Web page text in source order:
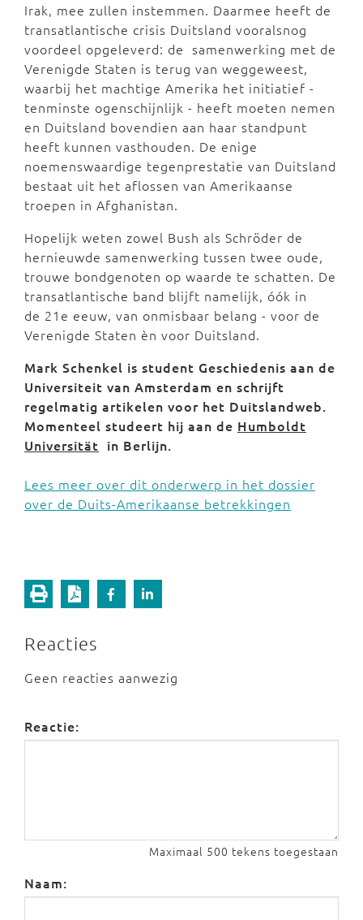
Irak, mee zullen instemmen. Daarmee heeft de
transatlantische crisis Duitsland vooralsnog
voordeel opgeleverd: de samenwerking met de
Verenigde Staten is terug van weggeweest,
waarbij het machtige Amerika het initiatief -
tenminste ogenschijnlijk - heeft moeten nemen
en Duitsland bovendien aan haar standpunt
heeft kunnen vasthouden. De enige
noemenswaardige tegenprestatie van Duitsland
bestaat uit het aflossen van Amerikaanse
troepen in Afghanistan.
Hopelijk weten zowel Bush als Schröder de
hernieuwde samenwerking tussen twee oude,
trouwe bondgenoten op waarde te schatten. De
transatlantische band blijft namelijk, óók in
de 21e eeuw, van onmisbaar belang - voor de
Verenigde Staten èn voor Duitsland.
Mark Schenkel is student Geschiedenis aan de
Universiteit van Amsterdam en schrijft
regelmatig artikelen voor het Duitslandweb.
Momenteel studeert hij aan de Humboldt
Universität in Berlijn.
Lees meer over dit onderwerp in het dossier
over de Duits-Amerikaanse betrekkingen
Reacties
Geen reacties aanwezig
Reactie:
Maximaal 500 tekens toegestaan
Naam: